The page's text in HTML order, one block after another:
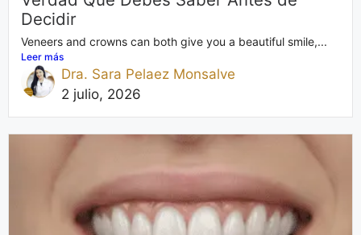
Decidir
Veneers and crowns can both give you a beautiful smile,...
Leer más
Dra. Sara Pelaez Monsalve
2 julio, 2026